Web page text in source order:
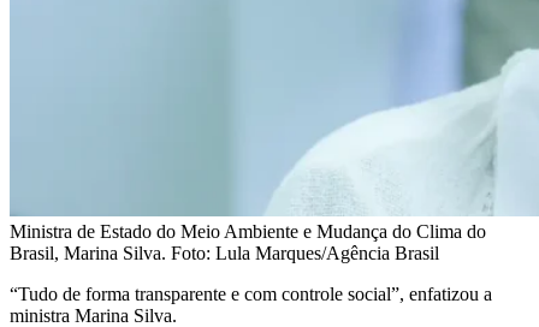
Ministra de Estado do Meio Ambiente e Mudança do Clima do
Brasil, Marina Silva. Foto: Lula Marques/Agência Brasil
“Tudo de forma transparente e com controle social”, enfatizou a
ministra Marina Silva.